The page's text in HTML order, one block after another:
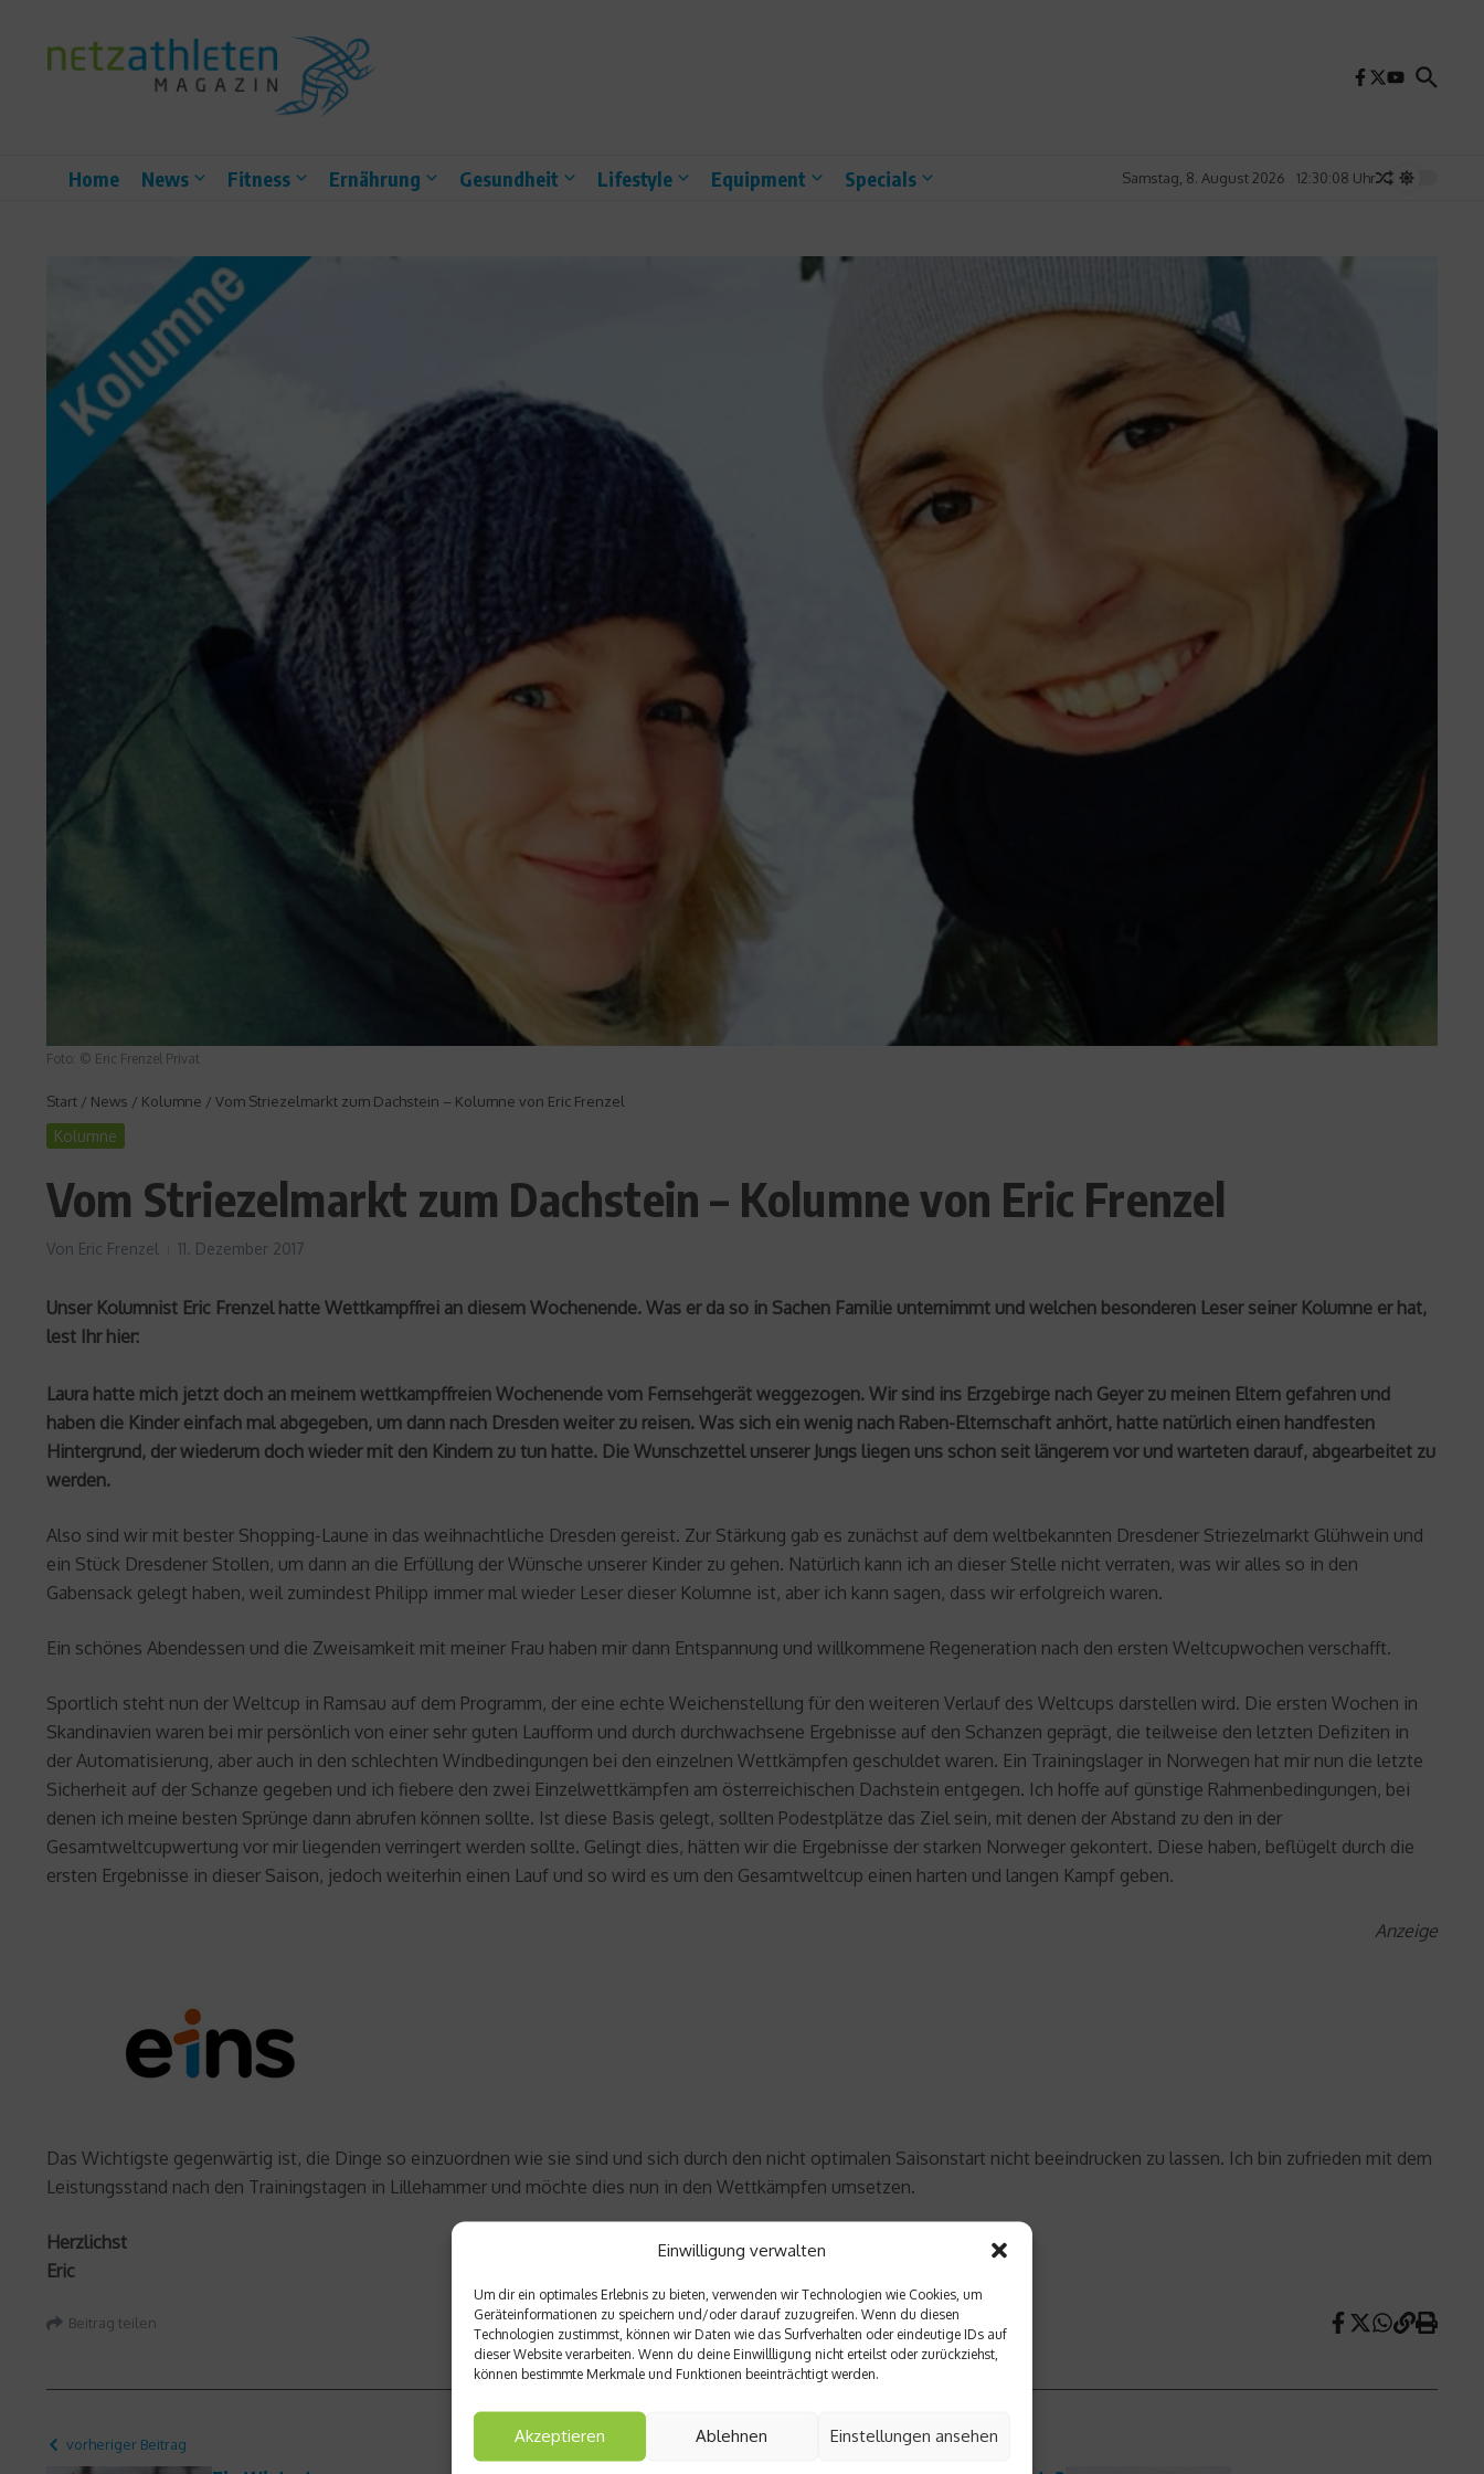
Einwilligung verwalten
Um dir ein optimales Erlebnis zu bieten, verwenden wir Technologien wie Cookies, um
Geräteinformationen zu speichern und/oder darauf zuzugreifen. Wenn du diesen
Technologien zustimmst, können wir Daten wie das Surfverhalten oder eindeutige IDs auf
dieser Website verarbeiten. Wenn du deine Einwillligung nicht erteilst oder zurückziehst,
können bestimmte Merkmale und Funktionen beeinträchtigt werden.
Akzeptieren Ablehnen Einstellungen ansehen
Home News Fitness Ernährung Gesundheit Lifestyle Equipment Specials Samstag, 8. August 2026 12:30:10 Uhr
Foto: © Eric Frenzel Privat
Start / News / Kolumne / Vom Striezelmarkt zum Dachstein – Kolumne von Eric Frenzel
Kolumne
Vom Striezelmarkt zum Dachstein – Kolumne von Eric Frenzel
Von Eric Frenzel 11. Dezember 2017
Unser Kolumnist Eric Frenzel hatte Wettkampffrei an diesem Wochenende. Was er da so in Sachen Familie unternimmt und welchen besonderen Leser seiner Kolumne er hat,
lest Ihr hier:
Laura hatte mich jetzt doch an meinem wettkampffreien Wochenende vom Fernsehgerät weggezogen. Wir sind ins Erzgebirge nach Geyer zu meinen Eltern gefahren und
haben die Kinder einfach mal abgegeben, um dann nach Dresden weiter zu reisen. Was sich ein wenig nach Raben-Elternschaft anhört, hatte natürlich einen handfesten
Hintergrund, der wiederum doch wieder mit den Kindern zu tun hatte. Die Wunschzettel unserer Jungs liegen uns schon seit längerem vor und warteten darauf, abgearbeitet zu
werden.
Also sind wir mit bester Shopping-Laune in das weihnachtliche Dresden gereist. Zur Stärkung gab es zunächst auf dem weltbekannten Dresdener Striezelmarkt Glühwein und
ein Stück Dresdener Stollen, um dann an die Erfüllung der Wünsche unserer Kinder zu gehen. Natürlich kann ich an dieser Stelle nicht verraten, was wir alles so in den
Gabensack gelegt haben, weil zumindest Philipp immer mal wieder Leser dieser Kolumne ist, aber ich kann sagen, dass wir erfolgreich waren.
Ein schönes Abendessen und die Zweisamkeit mit meiner Frau haben mir dann Entspannung und willkommene Regeneration nach den ersten Weltcupwochen verschafft.
Sportlich steht nun der Weltcup in Ramsau auf dem Programm, der eine echte Weichenstellung für den weiteren Verlauf des Weltcups darstellen wird. Die ersten Wochen in
Skandinavien waren bei mir persönlich von einer sehr guten Laufform und durch durchwachsene Ergebnisse auf den Schanzen geprägt, die teilweise den letzten Defiziten in
der Automatisierung, aber auch in den schlechten Windbedingungen bei den einzelnen Wettkämpfen geschuldet waren. Ein Trainingslager in Norwegen hat mir nun die letzte
Sicherheit auf der Schanze gegeben und ich fiebere den zwei Einzelwettkämpfen am österreichischen Dachstein entgegen. Ich hoffe auf günstige Rahmenbedingungen, bei
denen ich meine besten Sprünge dann abrufen können sollte. Ist diese Basis gelegt, sollten Podestplätze das Ziel sein, mit denen der Abstand zu den in der
Gesamtweltcupwertung vor mir liegenden verringert werden sollte. Gelingt dies, hätten wir die Ergebnisse der starken Norweger gekontert. Diese haben, beflügelt durch die
ersten Ergebnisse in dieser Saison, jedoch weiterhin einen Lauf und so wird es um den Gesamtweltcup einen harten und langen Kampf geben.
Anzeige
Das Wichtigste gegenwärtig ist, die Dinge so einzuordnen wie sie sind und sich durch den nicht optimalen Saisonstart nicht beeindrucken zu lassen. Ich bin zufrieden mit dem
Leistungsstand nach den Trainingstagen in Lillehammer und möchte dies nun in den Wettkämpfen umsetzen.
Herzlichst
Eric
Beitrag teilen
vorheriger Beitrag Nächster Beitrag